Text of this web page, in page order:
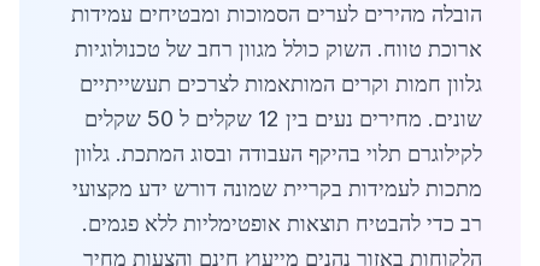
הובלה מהירים לערים הסמוכות ומבטיחים עמידות
ארוכת טווח. השוק כולל מגוון רחב של טכנולוגיות
גלוון חמות וקרים המותאמות לצרכים תעשייתיים
שונים. מחירים נעים בין 12 שקלים ל 50 שקלים
לקילוגרם תלוי בהיקף העבודה ובסוג המתכת. גלוון
מתכות לעמידות בקריית שמונה דורש ידע מקצועי
רב כדי להבטיח תוצאות אופטימליות ללא פגמים.
הלקוחות באזור נהנים מייעוץ חינם והצעות מחיר